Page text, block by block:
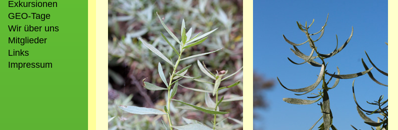
Exkursionen
GEO-Tage
Wir über uns
Mitglieder
Links
Impressum